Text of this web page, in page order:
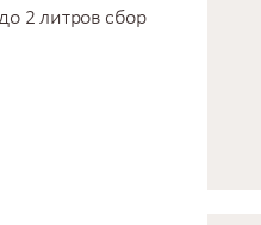
2 литров сбор